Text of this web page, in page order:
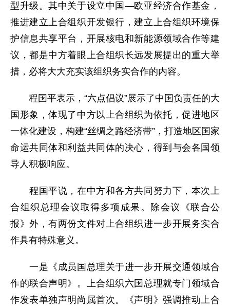
型升级。其中关于设立中国—欧亚经济合作基金，
推进建立上合组织开发银行，建立上合组织环境保
护信息共享平台，开展核电和新能源领域合作等建
议，都是中方着眼上合组织长远发展提出的重大举
措，必将大大充实该组织务实合作的内容。
程国平表示，“六点倡议”展示了中国负责任的大
国形象，体现了中方以上合组织为依托，促进地区
一体化建设，构建“丝绸之路经济带”，打造地区国家
命运共同体和利益共同体的决心，得到与会各国领
导人积极响应。
程国平说，在中方和各方共同努力下，本次上
合组织总理会议取得多项成果。除会议《联合公
报》外，有两份文件对上合组织进一步开展务实合
作具有特殊意义。
一是《成员国总理关于进一步开展交通领域合
作的联合声明》。上合组织六国总理就专门领域合
作发表单独声明尚属首次。《声明》强调推动上合